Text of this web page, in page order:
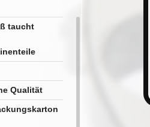
taucht
Qualität